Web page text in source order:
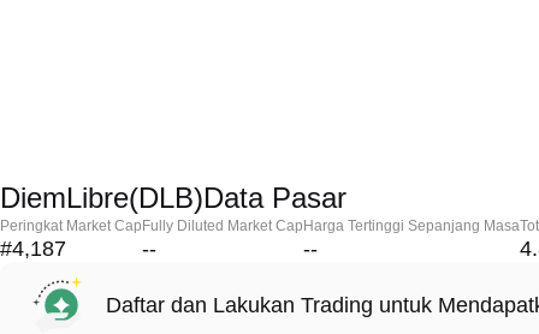
DiemLibre(DLB)Data Pasar
Peringkat Market Cap
#4,187
Fully Diluted Market Cap
--
Harga Tertinggi Sepanjang Masa
--
Daftar dan Lakukan Trading untuk